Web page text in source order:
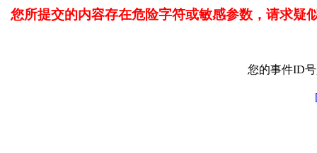
您所提交的内容存在危险字符或敏感参数，请求疑
您的事件ID号